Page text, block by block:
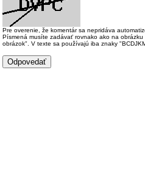
Pre overenie, že komentár sa nepridáva
Písmená musíte zadávať rovnako ako na
obrázok". V texte sa používajú iba znaky